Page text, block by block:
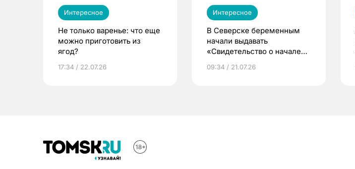
Интересное
Не только варенье: что еще
можно приготовить из
ягод?
17:34 / 22.07.26
Интересное
В Северске беременным
начали выдавать
«Свидетельство о начале
09:34 / 21.07.26